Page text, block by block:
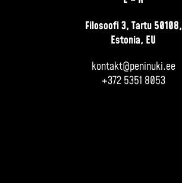
Filosoofi 3, Tartu 50108,
Estonia, EU
kontakt@peninuki.ee
+372 5351 8053